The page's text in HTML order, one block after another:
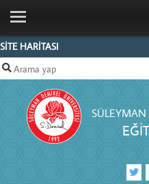
SİTE HARİTASI
SÜLEYMAN
ANA SAYFA
KURUMSAL
BÖLÜMLER
PERSONEL
İLETIŞIM